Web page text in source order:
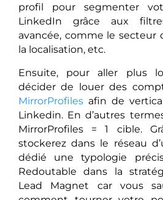
profil pour segmenter
LinkedIn grâce aux
avancée, comme le secteur
la localisation, etc.
Ensuite, pour aller plus
décider de louer des
MirrorProfiles afin de
Linkedin. En d’autres
MirrorProfiles = 1 cible.
stockerez dans le réseau
dédié une typologie
Redoutable dans la
Lead Magnet car vous